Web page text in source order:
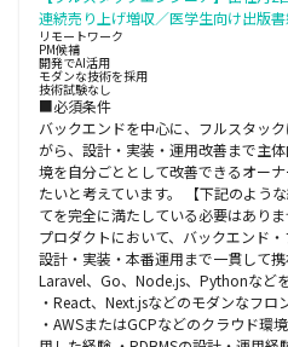
連続売り上げ増収／医学生向け出版
リモートワーク
PM候補
開発でAI活用
モダンな技術を採用
技術試験なし
■必須条件
バックエンドを中心に、フルスタッ
がら、設計・実装・運用改善まで主
境を自分ごととして改善できるオー
たいと考えています。 【下記のよ
てを完全に満たしている必要はあり
プロダクトにおいて、バックエンド
設計・実装・本番運用まで一貫して
Laravel、Go、Node.js、Pythonなど
・React、Next.jsなどのモダンなフ
・AWSまたはGCPなどのクラウド環